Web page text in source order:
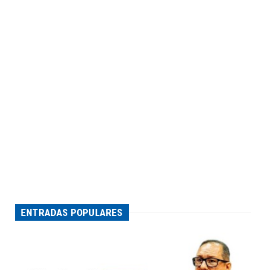
ENTRADAS POPULARES